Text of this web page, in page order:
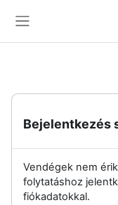
Bejelentkezés
Vendégek nem
folytatáshoz
fiókadatokkal.